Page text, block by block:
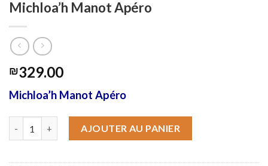
Michloa’h Manot Apéro
₪329.00
Michloa’h Manot Apéro
AJOUTER AU PANIER